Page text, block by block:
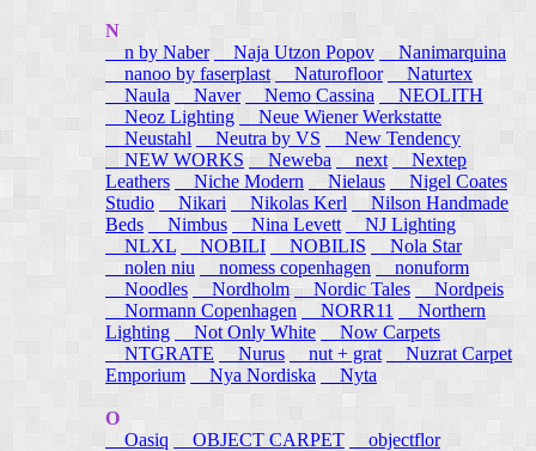
N
n by Naber
Naja Utzon Popov
Nanimarquina
nanoo by faserplast
Naturofloor
Naturtex
Naula
Naver Nemo Cassina
NEOLITH
Neoz Lighting
Neue Wiener Werkstatte
Neustahl
Neutra by VS
New Tendency
NEW WORKS
Neweba next
Nextep
Leathers
Niche Modern Nielaus
Nigel Coates
Studio
Nikari Nikolas Kerl
Nilson Handmade
Beds
Nimbus Nina Levett
NJ Lighting
NLXL
NOBILI NOBILIS
Nola Star
nolen niu
nomess copenhagen
nonuform
Noodles
Nordholm Nordic Tales
Nordpeis
Normann Copenhagen
NORR11
Northern
Lighting
Not Only White
Now Carpets
NTGRATE
Nurus nut + grat
Nuzrat Carpet
Emporium
Nya Nordiska Nyta
O
Oasiq
OBJECT CARPET
objectflor